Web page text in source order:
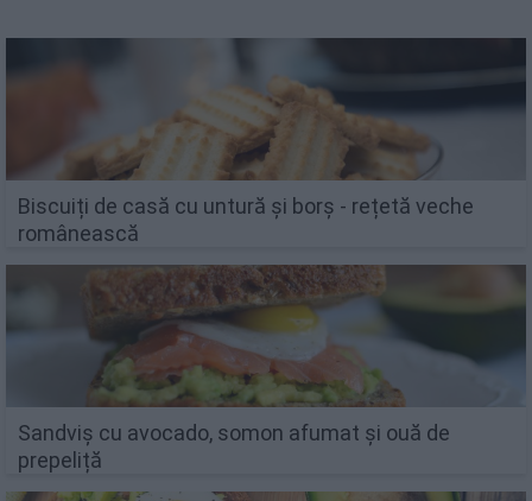
Biscuiți de casă cu untură și borș - rețetă veche
românească
Sandviș cu avocado, somon afumat și ouă de
prepeliță